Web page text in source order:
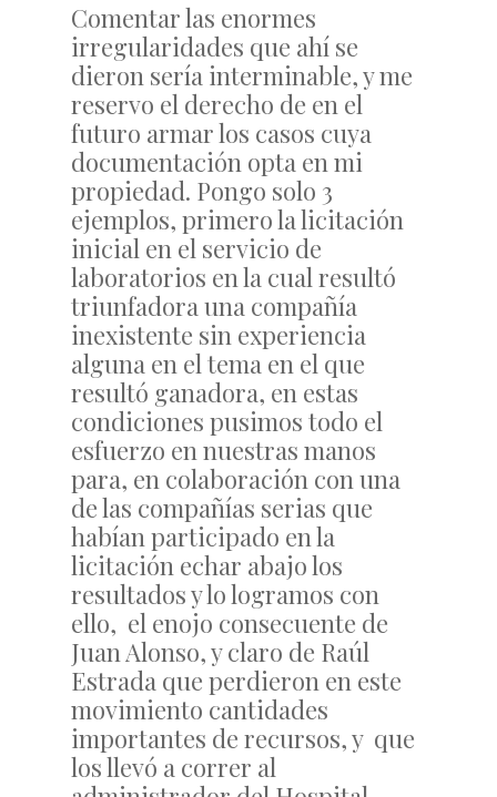
Comentar las enormes
irregularidades que ahí se
dieron sería interminable, y me
reservo el derecho de en el
futuro armar los casos cuya
documentación opta en mi
propiedad. Pongo solo 3
ejemplos, primero la licitación
inicial en el servicio de
laboratorios en la cual resultó
triunfadora una compañía
inexistente sin experiencia
alguna en el tema en el que
resultó ganadora, en estas
condiciones pusimos todo el
esfuerzo en nuestras manos
para, en colaboración con una
de las compañías serias que
habían participado en la
licitación echar abajo los
resultados y lo logramos con
ello, el enojo consecuente de
Juan Alonso, y claro de Raúl
Estrada que perdieron en este
movimiento cantidades
importantes de recursos, y que
los llevó a correr al